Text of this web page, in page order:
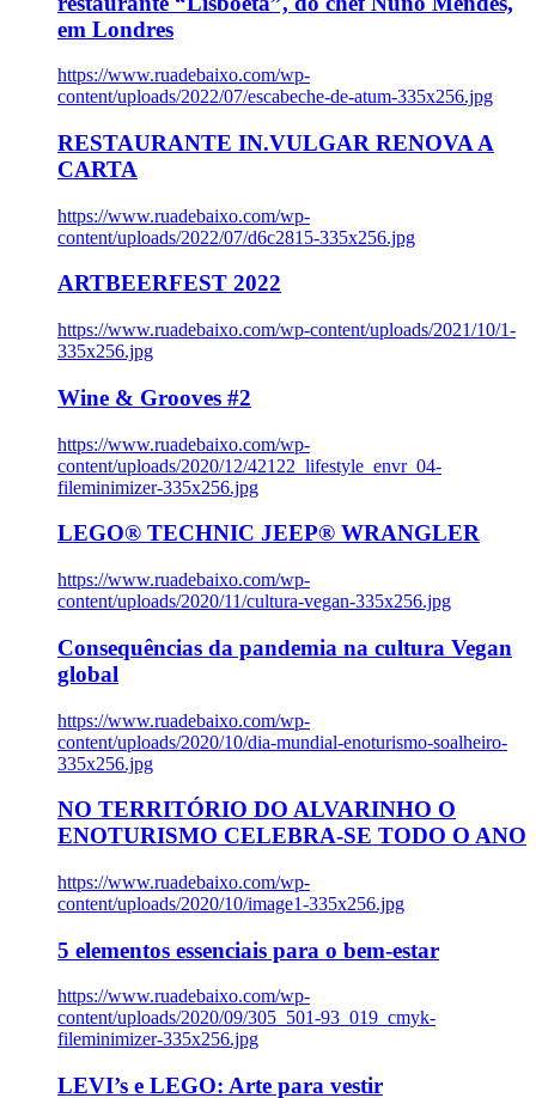
em Londres
https://www.ruadebaixo.com/wp-
content/uploads/2022/07/escabeche-de-atum-335x256.jpg
RESTAURANTE IN.VULGAR RENOVA A
CARTA
https://www.ruadebaixo.com/wp-
content/uploads/2022/07/d6c2815-335x256.jpg
ARTBEERFEST 2022
https://www.ruadebaixo.com/wp-content/uploads/2021/10/1-
335x256.jpg
Wine & Grooves #2
https://www.ruadebaixo.com/wp-
content/uploads/2020/12/42122_lifestyle_envr_04-
fileminimizer-335x256.jpg
LEGO® TECHNIC JEEP® WRANGLER
https://www.ruadebaixo.com/wp-
content/uploads/2020/11/cultura-vegan-335x256.jpg
Consequências da pandemia na cultura Vegan
global
https://www.ruadebaixo.com/wp-
content/uploads/2020/10/dia-mundial-enoturismo-soalheiro-
335x256.jpg
NO TERRITÓRIO DO ALVARINHO O
ENOTURISMO CELEBRA-SE TODO O ANO
https://www.ruadebaixo.com/wp-
content/uploads/2020/10/image1-335x256.jpg
5 elementos essenciais para o bem-estar
https://www.ruadebaixo.com/wp-
content/uploads/2020/09/305_501-93_019_cmyk-
fileminimizer-335x256.jpg
LEVI’s e LEGO: Arte para vestir